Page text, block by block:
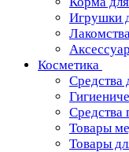
Игрушки
Косметика
Средства
Средства
Товары
Товары